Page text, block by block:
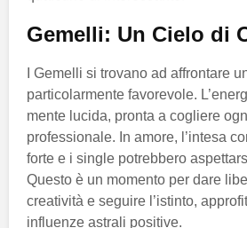
Gemelli: Un Cielo di
I Gemelli si trovano ad affrontare
particolarmente favorevole.
mente lucida, pronta a cogliere
professionale. In amore, l’intesa
forte e i single potrebbero
Questo è un momento per dare
creatività e seguire l’istinto,
influenze astrali positive.